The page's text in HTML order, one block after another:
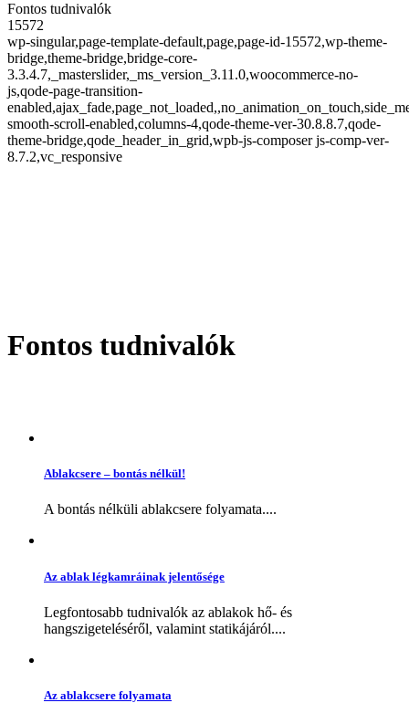
Fontos tudnivalók
15572
wp-singular,page-template-default,page,page-id-15572,wp-theme-
bridge,theme-bridge,bridge-core-
3.3.4.7,_masterslider,_ms_version_3.11.0,woocommerce-no-
js,qode-page-transition-
smooth-scroll-enabled,columns-4,qode-theme-ver-30.8.8.7,qode-
theme-bridge,qode_header_in_grid,wpb-js-composer js-comp-ver-
8.7.2,vc_responsive
Fontos tudnivalók
Ablakcsere – bontás nélkül!
A bontás nélküli ablakcsere folyamata....
Az ablak légkamráinak jelentősége
Legfontosabb tudnivalók az ablakok hő- és
hangszigeteléséről, valamint statikájáról....
Az ablakcsere folyamata